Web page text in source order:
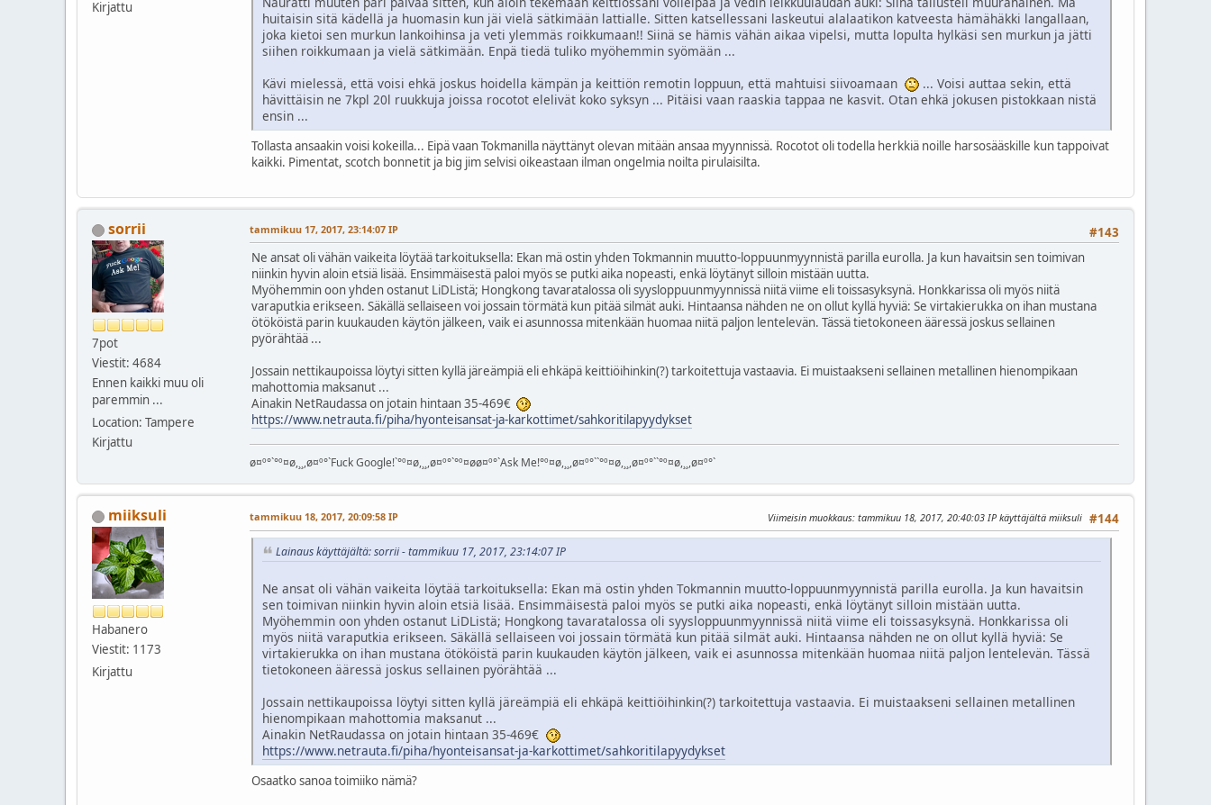
Kirjattu
huitaisin sitä kädellä ja huomasin kun jäi vielä sätkimään lattialle. Sitten katsellessani laskeutui alalaatikon katveesta hämähäkki langallaan,
joka kietoi sen murkun lankoihinsa ja veti ylemmäs roikkumaan!! Siinä se hämis vähän aikaa vipelsi, mutta lopulta hylkäsi sen murkun ja jätti
siihen roikkumaan ja vielä sätkimään. Enpä tiedä tuliko myöhemmin syömään ...
Kävi mielessä, että voisi ehkä joskus hoidella kämpän ja keittiön remotin loppuun, että mahtuisi siivoamaan
... Voisi auttaa sekin, että
hävittäisin ne 7kpl 20l ruukkuja joissa rocotot elelivät koko syksyn ... Pitäisi vaan raaskia tappaa ne kasvit. Otan ehkä jokusen pistokkaan nistä
ensin ...
Tollasta ansaakin voisi kokeilla... Eipä vaan Tokmanilla näyttänyt olevan mitään ansaa myynnissä. Rocotot oli todella herkkiä noille harsosääskille kun tappoivat
kaikki. Pimentat, scotch bonnetit ja big jim selvisi oikeastaan ilman ongelmia noilta pirulaisilta.
sorrii
7pot
Viestit: 4684
Ennen kaikki muu oli
paremmin ...
Location: Tampere
Kirjattu
#143
tammikuu 17, 2017, 23:14:07 IP
Ne ansat oli vähän vaikeita löytää tarkoituksella: Ekan mä ostin yhden Tokmannin muutto-loppuunmyynnistä parilla eurolla. Ja kun havaitsin sen toimivan
niinkin hyvin aloin etsiä lisää. Ensimmäisestä paloi myös se putki aika nopeasti, enkä löytänyt silloin mistään uutta.
Myöhemmin oon yhden ostanut LiDListä; Hongkong tavaratalossa oli syysloppuunmyynnissä niitä viime eli toissasyksynä. Honkkarissa oli myös niitä
varaputkia erikseen. Säkällä sellaiseen voi jossain törmätä kun pitää silmät auki. Hintaansa nähden ne on ollut kyllä hyviä: Se virtakierukka on ihan mustana
ötököistä parin kuukauden käytön jälkeen, vaik ei asunnossa mitenkään huomaa niitä paljon lentelevän. Tässä tietokoneen ääressä joskus sellainen
pyörähtää ...
Jossain nettikaupoissa löytyi sitten kyllä järeämpiä eli ehkäpä keittiöihinkin(?) tarkoitettuja vastaavia. Ei muistaakseni sellainen metallinen hienompikaan
mahottomia maksanut ...
Ainakin NetRaudassa on jotain hintaan 35-469€
https://www.netrauta.fi/piha/hyonteisansat-ja-karkottimet/sahkoritilapyydykset
ø¤º°`°º¤ø,¸¸,ø¤º°`Fuck Google!`°º¤ø,¸¸,ø¤º°`°º¤øø¤º°`Ask Me!°º¤ø,¸¸,ø¤º°``°º¤ø,¸¸,ø¤º°``°º¤ø,¸¸,ø¤º°`
miiksuli
Habanero
Viestit: 1173
Kirjattu
#144
tammikuu 18, 2017, 20:09:58 IP Viimeisin muokkaus: tammikuu 18, 2017, 20:40:03 IP käyttäjältä miiksuli
Lainaus käyttäjältä: sorrii - tammikuu 17, 2017, 23:14:07 IP
Ne ansat oli vähän vaikeita löytää tarkoituksella: Ekan mä ostin yhden Tokmannin muutto-loppuunmyynnistä parilla eurolla. Ja kun havaitsin
sen toimivan niinkin hyvin aloin etsiä lisää. Ensimmäisestä paloi myös se putki aika nopeasti, enkä löytänyt silloin mistään uutta.
Myöhemmin oon yhden ostanut LiDListä; Hongkong tavaratalossa oli syysloppuunmyynnissä niitä viime eli toissasyksynä. Honkkarissa oli
myös niitä varaputkia erikseen. Säkällä sellaiseen voi jossain törmätä kun pitää silmät auki. Hintaansa nähden ne on ollut kyllä hyviä: Se
virtakierukka on ihan mustana ötököistä parin kuukauden käytön jälkeen, vaik ei asunnossa mitenkään huomaa niitä paljon lentelevän. Tässä
tietokoneen ääressä joskus sellainen pyörähtää ...
Jossain nettikaupoissa löytyi sitten kyllä järeämpiä eli ehkäpä keittiöihinkin(?) tarkoitettuja vastaavia. Ei muistaakseni sellainen metallinen
hienompikaan mahottomia maksanut ...
Ainakin NetRaudassa on jotain hintaan 35-469€
https://www.netrauta.fi/piha/hyonteisansat-ja-karkottimet/sahkoritilapyydykset
Osaatko sanoa toimiiko nämä?